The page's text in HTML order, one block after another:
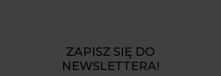
ZAPISZ SIĘ DO
NEWSLETTERA!